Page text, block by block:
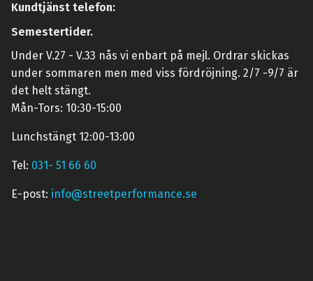
Kundtjänst telefon:
Semestertider.
Under V.27 - V.33 nås vi enbart på mejl. Ordrar skickas
under sommaren men med viss fördröjning. 2/7 -9/7 är
det helt stängt.
Mån-Tors: 10:30-15:00
Lunchstängt 12:00-13:00
Tel: 031- 51 66 60
E-post: info@streetperformance.se